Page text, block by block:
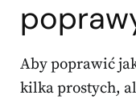
Aby poprawić
kilka prostych,